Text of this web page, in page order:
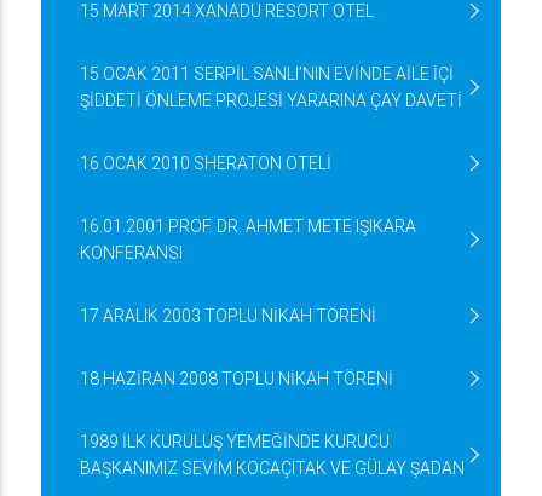
15 MART 2014 XANADU RESORT OTEL
15 OCAK 2011 SERPİL SANLI’NIN EVİNDE AİLE İÇİ
ŞİDDETİ ÖNLEME PROJESİ YARARINA ÇAY DAVETİ
16 OCAK 2010 SHERATON OTELİ
16.01.2001 PROF. DR. AHMET METE IŞIKARA
KONFERANSI
17 ARALIK 2003 TOPLU NİKAH TÖRENİ
18 HAZİRAN 2008 TOPLU NİKAH TÖRENİ
1989 İLK KURULUŞ YEMEĞİNDE KURUCU
BAŞKANIMIZ SEVİM KOCAÇITAK VE GÜLAY ŞADAN